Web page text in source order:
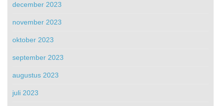
december 2023
november 2023
oktober 2023
september 2023
augustus 2023
juli 2023